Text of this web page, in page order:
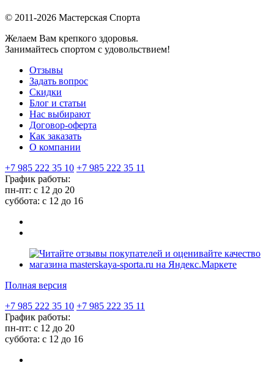
© 2011-2026 Мастерская Спорта
Желаем Вам крепкого здоровья.
Занимайтесь спортом с удовольствием!
Отзывы
Задать вопрос
Скидки
Блог и статьи
Нас выбирают
Договор-оферта
Как заказать
О компании
+7 985 222 35 10 +7 985 222 35 11
График работы:
пн-пт: с 12 до 20
суббота: c 12 до 16
Полная версия
+7 985 222 35 10 +7 985 222 35 11
График работы:
пн-пт: с 12 до 20
суббота: c 12 до 16